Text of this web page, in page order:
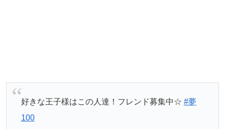
好きな王子様はこの人達！フレンド募集中☆ #夢
100